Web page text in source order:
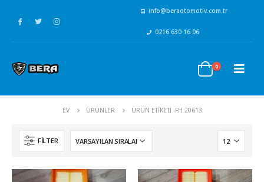
info@beraotomotiv.com.tr
0216 630 16 06
0
EV ÜRÜNLER ÜRÜN ETIKETI -FH 20613
FILTER